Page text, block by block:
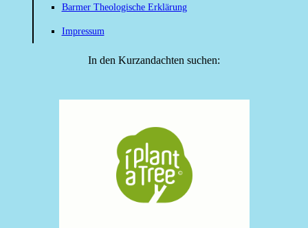
Barmer Theologische Erklärung
Impressum
In den Kurzandachten suchen: